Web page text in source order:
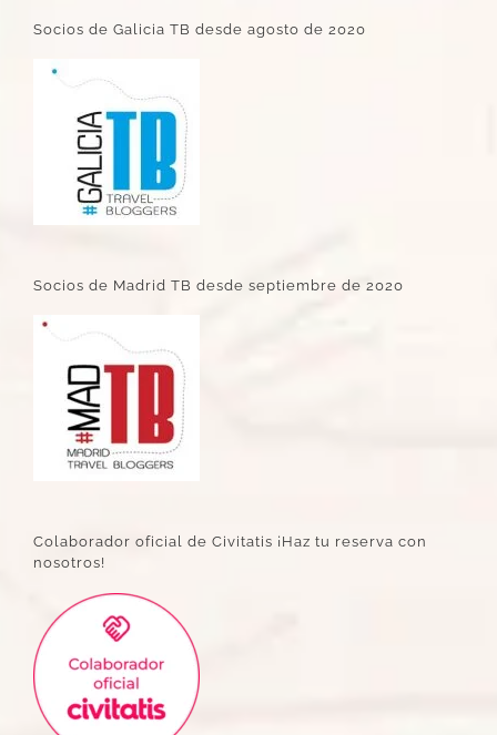
Socios de Galicia TB desde agosto de 2020
Socios de Madrid TB desde septiembre de 2020
Colaborador oficial de Civitatis ¡Haz tu reserva con
nosotros!